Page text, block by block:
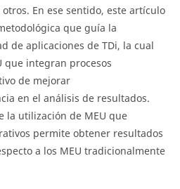
En ese sentido, este artículo
que guía la
de aplicaciones de TDi, la cual
que integran procesos
de mejorar
en el análisis de resultados.
la utilización de MEU que
permite obtener resultados
a los MEU tradicionalmente